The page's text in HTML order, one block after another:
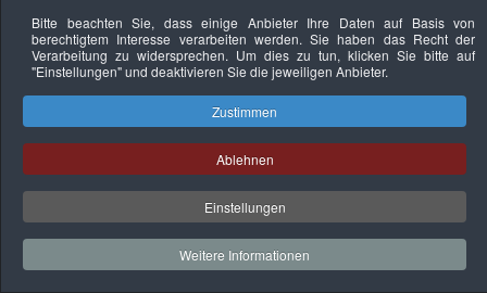
Datenschutzerklärung Urheberrechtsnachweise Nachhaltigkeit
Copyright © 2026. Bundesverband Deutscher
Sachverständiger und Fachgutachter e.V..
Bitte beachten Sie, dass einige Anbieter Ihre Daten auf Basis von
berechtigtem Interesse verarbeiten werden. Sie haben das Recht der
Verarbeitung zu widersprechen. Um dies zu tun, klicken Sie bitte auf
"Einstellungen"und deaktivieren Sie die jeweiligen Anbieter.
Zustimmen
Ablehnen
Einstellungen
Weitere Informationen